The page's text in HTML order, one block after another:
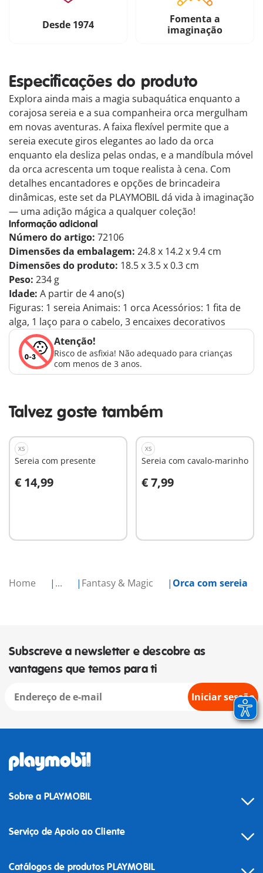
Home ... Fantasy & Magic Orca com sereia
Desde 1974
Fomenta a
imaginação
Especificações do produto
Explora ainda mais a magia subaquática enquanto a
corajosa sereia e a sua companheira orca mergulham
em novas aventuras. A faixa flexível permite que a
sereia execute giros elegantes ao lado da orca
enquanto ela desliza pelas ondas, e a mandíbula móvel
da orca acrescenta um toque realista à cena. Com
detalhes encantadores e opções de brincadeira
dinâmicas, este set da PLAYMOBIL dá vida à imaginação
— uma adição mágica a qualquer coleção!
Informação adicional
Número do artigo: 72106
Dimensões da embalagem: 24.8 x 14.2 x 9.4 cm
Dimensões do produto: 18.5 x 3.5 x 0.3 cm
Peso: 234 g
Idade: A partir de 4 ano(s)
Figuras: 1 sereia Animais: 1 orca Acessórios: 1 fita de
alga, 1 laço para o cabelo, 3 encaixes decorativos
Atenção!
Risco de asfixia! Não adequado para crianças
com menos de 3 anos.
Talvez goste também
XS
Sereia com presente
€ 14,99
Ao carrinho
XS
Sereia com cavalo-marinho
€ 7,99
Ao carrinho
Subscreve a newsletter e descobre as
vantagens que temos para ti
Iniciar sessão
Sobre a PLAYMOBIL
Serviço de Apoio ao Cliente
Catálogos de produtos PLAYMOBIL